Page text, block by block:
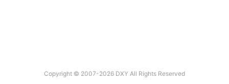
Copyright © 2007-2026 DXY All Rights Reserved